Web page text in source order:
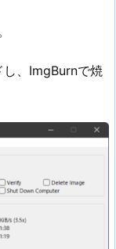
、ImgBurnで焼